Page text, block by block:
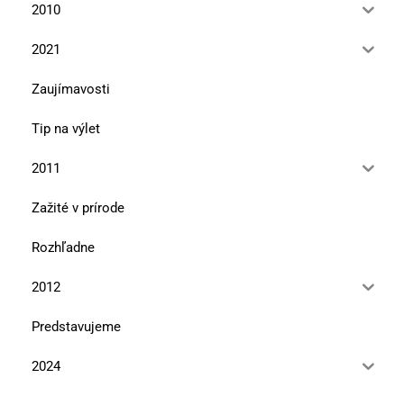
2010
2021
Zaujímavosti
Tip na výlet
2011
Zažité v prírode
Rozhľadne
2012
Predstavujeme
2024